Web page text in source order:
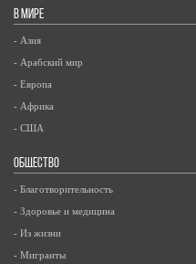
В МИРЕ
- Азия
- Арабский мир
- Европа
- Африка
- США
ОБЩЕСТВО
- Благотворительность
- Здоровье и медицина
- Из жизни
- Мигранты